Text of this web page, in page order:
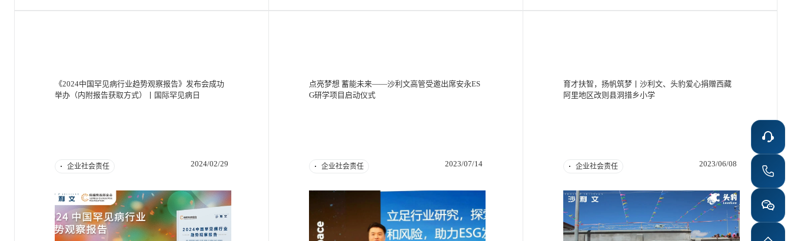
《2024中国罕见病行业趋势观察报告》发布会成功
举办（内附报告获取方式）丨国际罕见病日
企业社会责任 2024/02/29
点亮梦想 蓄能未来——沙利文高管受邀出席安永ES
G研学项目启动仪式
企业社会责任 2023/07/14
育才扶智，扬帆筑梦丨沙利文、头豹爱心捐赠西藏
阿里地区改则县洞措乡小学
企业社会责任 2023/06/08